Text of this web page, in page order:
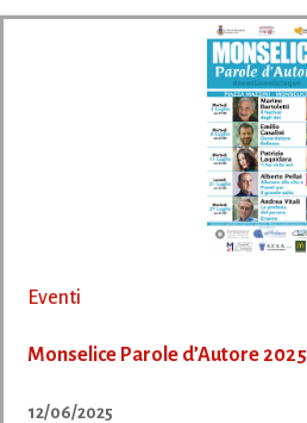
Eventi
Monselice Parole d’Autore 2025
12/06/2025